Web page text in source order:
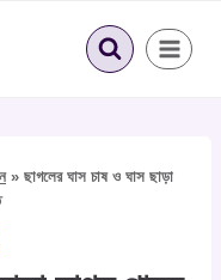
» ছাগলের ঘাস চাষ ও ঘাস ছাড়া